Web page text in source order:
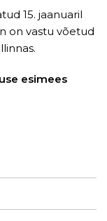
15. jaanuaril
on vastu võetud
esimees